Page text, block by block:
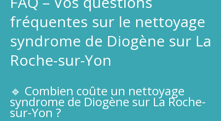
fréquentes sur le nettoyage
syndrome de Diogène sur La
Roche-sur-Yon
🔹 Combien coûte un nettoyage
syndrome de Diogène sur La Roche-
sur-Yon ?